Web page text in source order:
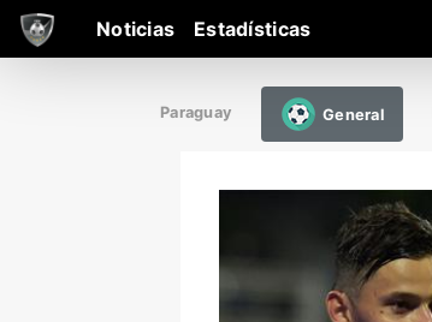
Noticias Estadísticas
Paraguay General